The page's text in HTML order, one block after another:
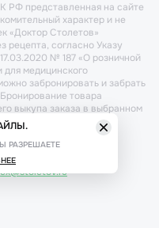
РФ представленная на сайте
характер и не
«Доктор Столетов»
рецепта, согласно Указу
№ 187 «О розничной
для медицинского
забронировать и забрать
товара
выкупа заказа в выбранном
2020г. Разрешение
заказам, претензии
cx@stoletov.ru
РАЗРЕШАЕТЕ